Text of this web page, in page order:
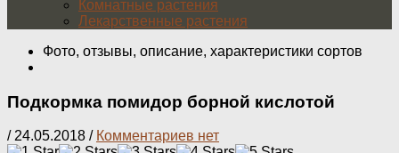
Комнатные растения
Лекарственные растения
Фото, отзывы, описание, характеристики сортов
Подкормка помидор борной кислотой
/24.05.2018 / Комментариев нет